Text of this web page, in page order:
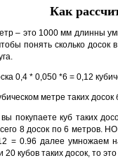
Как
– это 1000 мм длинны
понять сколько
0,4 * 0,050 *6 = 0,12
метре таких досок
покупаете куб таких
8 досок по 6 метров.
= 0.96 далее умножаем
20 кубов таких досок, то